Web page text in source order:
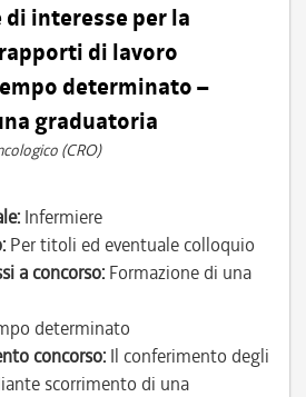
interesse per la
di lavoro
determinato –
graduatoria
(CRO)
Infermiere
Per titoli ed eventuale colloquio
a concorso: Formazione di una
determinato
concorso: Il conferimento degli
scorrimento di una